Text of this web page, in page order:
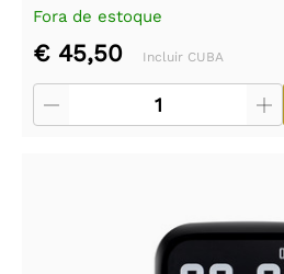
Fora de estoque
€ 45,50 Incluir CUBA